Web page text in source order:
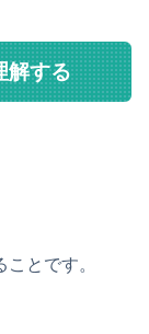
解する
とです。